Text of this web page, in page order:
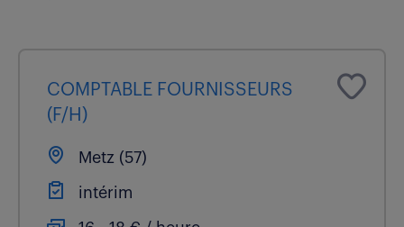
COMPTABLE FOURNISSEURS
(F/H)
Metz (57)
intérim